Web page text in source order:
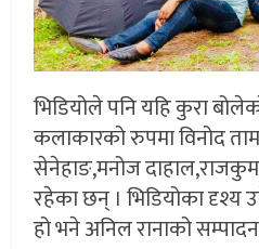
भिडियोले पनि यहि कुरा
कलाकारको रुपमा विनोद
सेनेहाङ,मनोज
रहेका छन् । भिडियोका दृश्य
हो भने अनिल रानाको